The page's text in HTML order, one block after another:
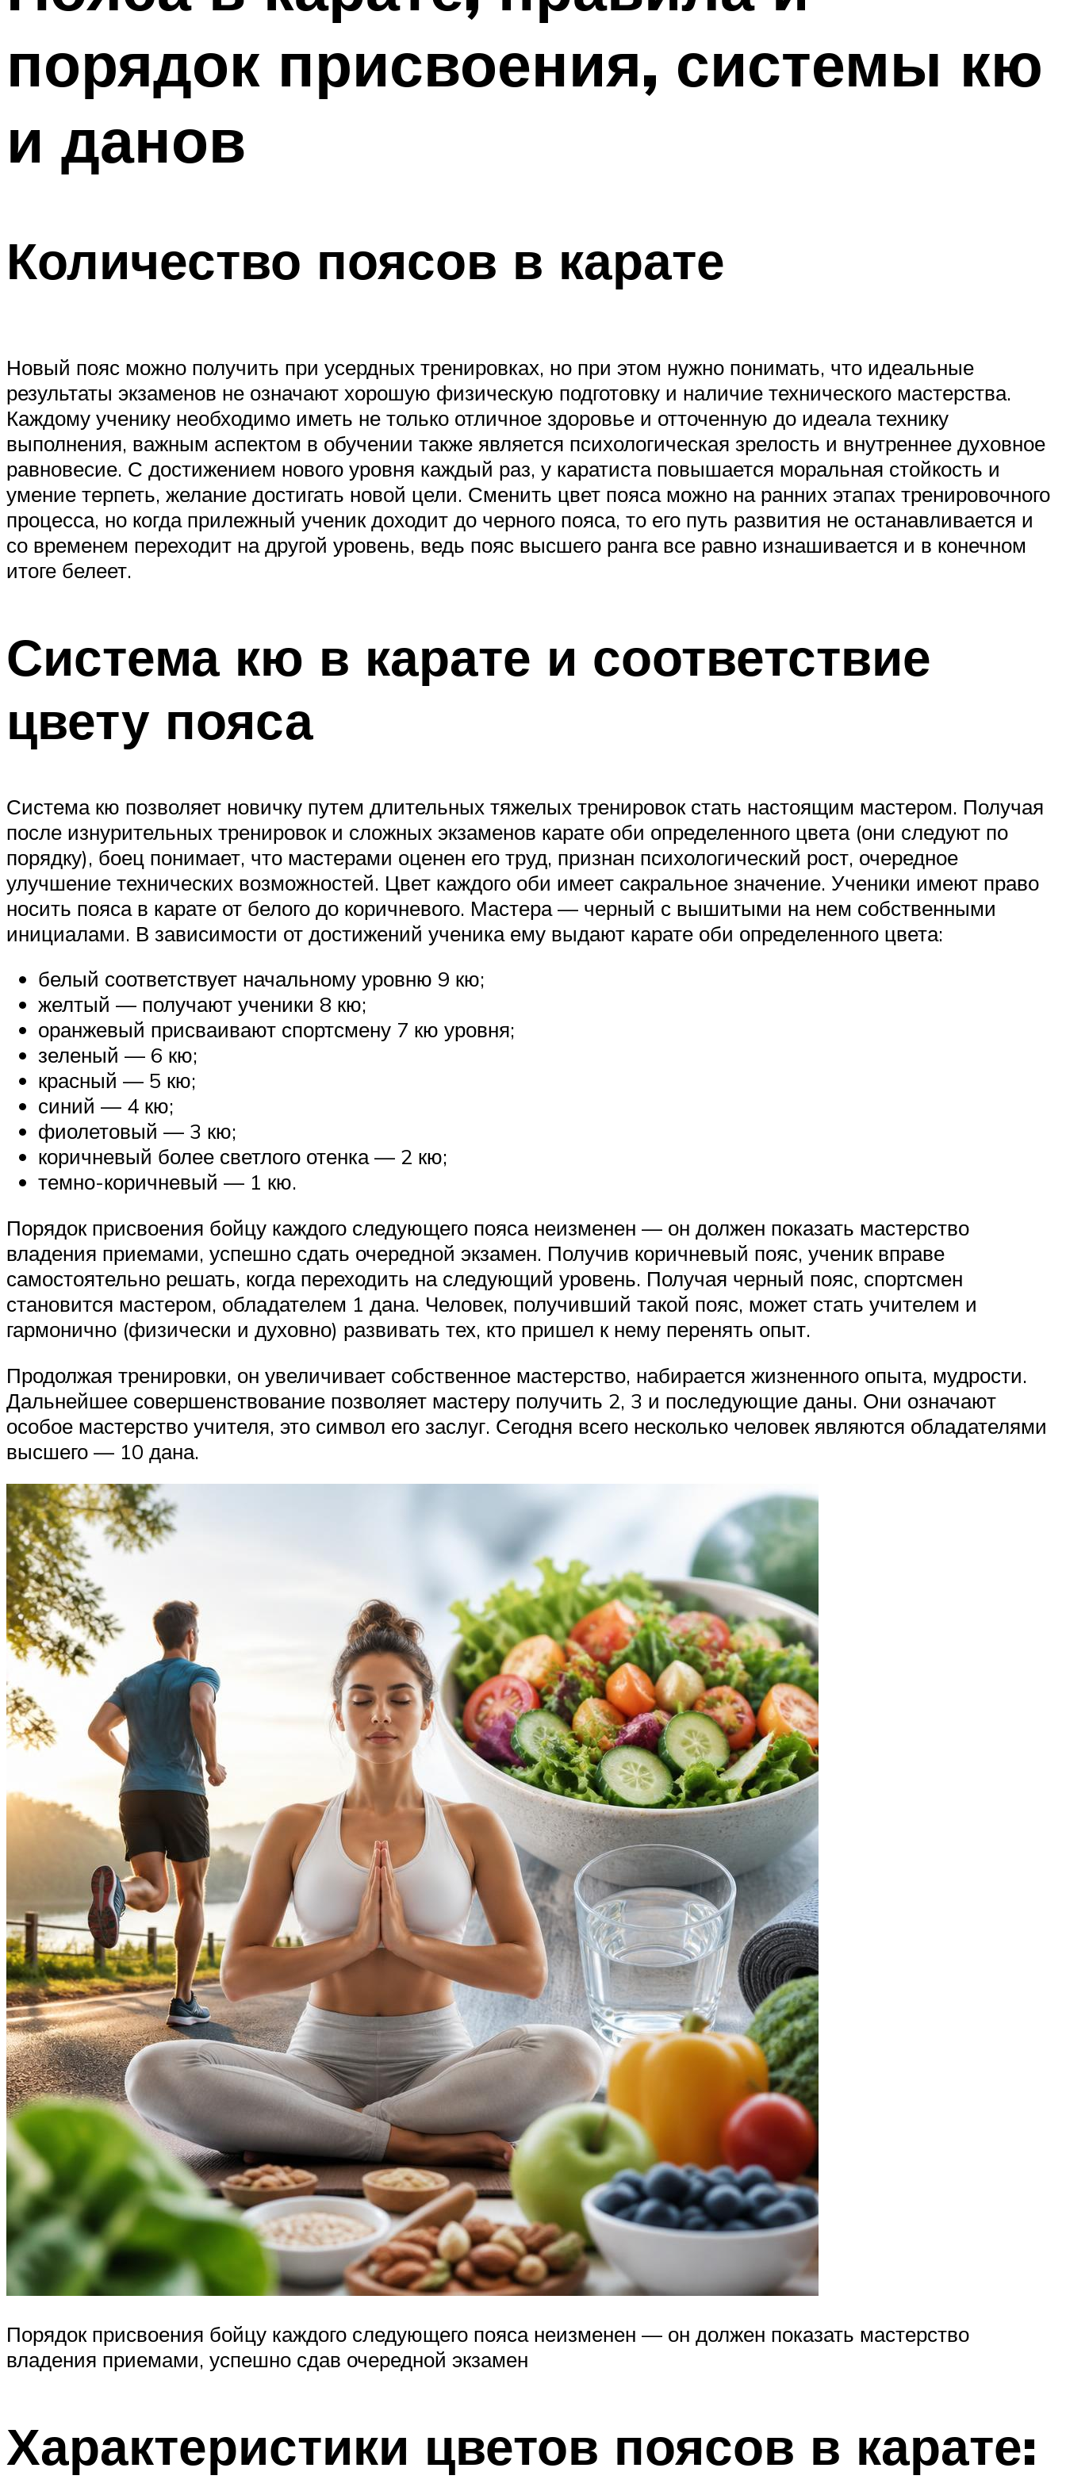
МЕНЮ
порядок присвоения, системы кю
и данов
Количество поясов в карате
Новый пояс можно получить при усердных тренировках, но при этом нужно понимать, что идеальные
результаты экзаменов не означают хорошую физическую подготовку и наличие технического мастерства.
Каждому ученику необходимо иметь не только отличное здоровье и отточенную до идеала технику
выполнения, важным аспектом в обучении также является психологическая зрелость и внутреннее духовное
равновесие. С достижением нового уровня каждый раз, у каратиста повышается моральная стойкость и
умение терпеть, желание достигать новой цели. Сменить цвет пояса можно на ранних этапах тренировочного
процесса, но когда прилежный ученик доходит до черного пояса, то его путь развития не останавливается и
со временем переходит на другой уровень, ведь пояс высшего ранга все равно изнашивается и в конечном
итоге белеет.
Система кю в карате и соответствие
цвету пояса
Система кю позволяет новичку путем длительных тяжелых тренировок стать настоящим мастером. Получая
после изнурительных тренировок и сложных экзаменов карате оби определенного цвета (они следуют по
порядку), боец понимает, что мастерами оценен его труд, признан психологический рост, очередное
улучшение технических возможностей. Цвет каждого оби имеет сакральное значение. Ученики имеют право
носить пояса в карате от белого до коричневого. Мастера — черный с вышитыми на нем собственными
инициалами. В зависимости от достижений ученика ему выдают карате оби определенного цвета:
белый соответствует начальному уровню 9 кю;
желтый — получают ученики 8 кю;
оранжевый присваивают спортсмену 7 кю уровня;
зеленый — 6 кю;
красный — 5 кю;
синий — 4 кю;
фиолетовый — 3 кю;
коричневый более светлого отенка — 2 кю;
темно-коричневый — 1 кю.
Порядок присвоения бойцу каждого следующего пояса неизменен — он должен показать мастерство
владения приемами, успешно сдать очередной экзамен. Получив коричневый пояс, ученик вправе
самостоятельно решать, когда переходить на следующий уровень. Получая черный пояс, спортсмен
становится мастером, обладателем 1 дана. Человек, получивший такой пояс, может стать учителем и
гармонично (физически и духовно) развивать тех, кто пришел к нему перенять опыт.
Продолжая тренировки, он увеличивает собственное мастерство, набирается жизненного опыта, мудрости.
Дальнейшее совершенствование позволяет мастеру получить 2, 3 и последующие даны. Они означают
особое мастерство учителя, это символ его заслуг. Сегодня всего несколько человек являются обладателями
высшего — 10 дана.
Порядок присвоения бойцу каждого следующего пояса неизменен — он должен показать мастерство
владения приемами, успешно сдав очередной экзамен
Характеристики цветов поясов в карате: